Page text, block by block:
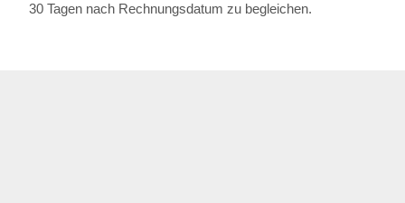
30 Tagen nach Rechnungsdatum zu begleichen.